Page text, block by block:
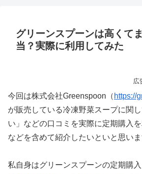
グリーンスプーンは高くて
当？実際に利用してみた
広
今回は株式会社Greenspoon（ https://
が販売している冷凍野菜スープに関
い」などの口コミを実際に定期購入
などを含めて紹介したいといと思いま
私自身はグリーンスプーンの定期購入